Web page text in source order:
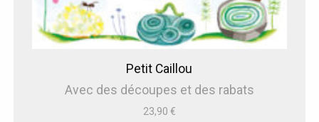
Petit Caillou
Avec des découpes et des rabats
23,90 €